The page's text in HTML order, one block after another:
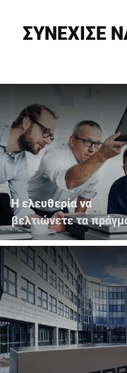
ΣΥΝΕΧΙΣΕ
Η ελευθερία να
βελτιώνετε τα